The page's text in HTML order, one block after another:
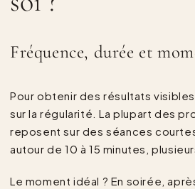
Fréquence, durée et
Pour obtenir des résultats
sur la régularité. La plupart des
reposent sur des séances
autour de 10 à 15 minutes,
Le moment idéal ? En soirée,